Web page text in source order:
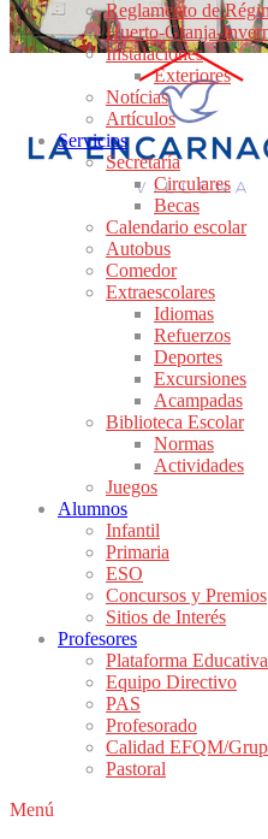
Reglamento de
Huerto-Granja-
Instalaciones
Exteriores
Notícias
Artículos
Servicios
Secretaría
Circulares
Becas
Calendario escolar
Autobus
Comedor
Extraescolares
Idiomas
Refuerzos
Deportes
Excursiones
Acampadas
Biblioteca Escolar
Normas
Actividades
Juegos
Alumnos
Infantil
Primaria
ESO
Concursos y Premios
Sitios de Interés
Profesores
Plataforma Educativa
Equipo Directivo
PAS
Profesorado
Calidad EFQM/
Pastoral
Menú